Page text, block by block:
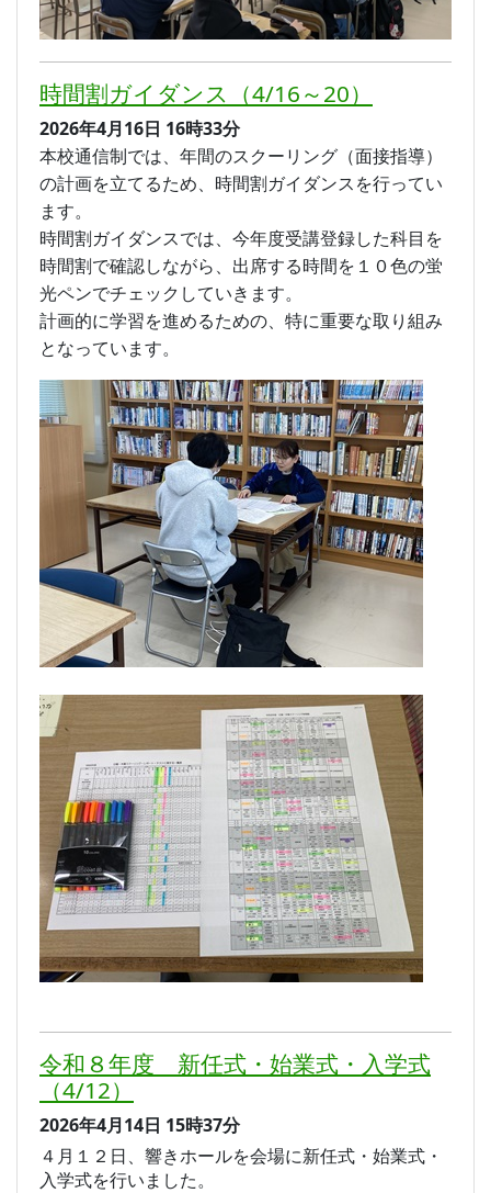
時間割ガイダンス（4/16～20）
2026年4月16日 16時33分
本校通信制では、年間のスクーリング（面接指導）
の計画を立てるため、時間割ガイダンスを行ってい
ます。
時間割ガイダンスでは、今年度受講登録した科目を
時間割で確認しながら、出席する時間を１０色の蛍
光ペンでチェックしていきます。
計画的に学習を進めるための、特に重要な取り組み
となっています。
令和８年度 新任式・始業式・入学式
（4/12）
2026年4月14日 15時37分
４月１２日、響きホールを会場に新任式・始業式・
入学式を行いました。